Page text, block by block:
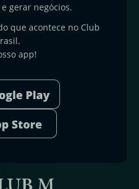
gerar negócios.
que acontece no Club
app!